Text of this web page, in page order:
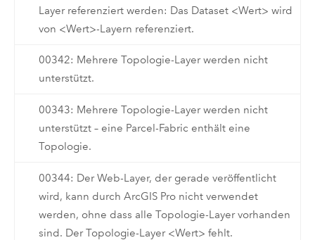
Layer referenziert werden: Das Dataset <Wert> wird
von <Wert>-Layern referenziert.
00342: Mehrere Topologie-Layer werden nicht
unterstützt.
00343: Mehrere Topologie-Layer werden nicht
unterstützt – eine Parcel-Fabric enthält eine
Topologie.
00344: Der Web-Layer, der gerade veröffentlicht
wird, kann durch ArcGIS Pro nicht verwendet
werden, ohne dass alle Topologie-Layer vorhanden
sind. Der Topologie-Layer <Wert> fehlt.